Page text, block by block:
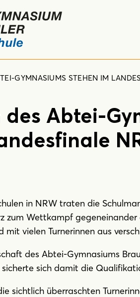
GYMNASIUMS STEHEN IM
Abtei-
in NRW traten die
zum Wettkampf
mit vielen Turnerinnen aus
des Abtei-Gymnasiums
sich damit die
sichtlich überraschten